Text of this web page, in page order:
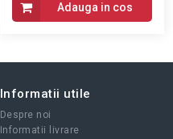
Adauga in cos
Informatii utile
Despre noi
Informatii livrare